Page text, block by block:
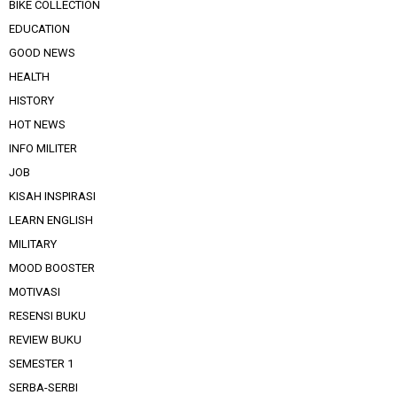
BIKE COLLECTION
EDUCATION
GOOD NEWS
HEALTH
HISTORY
HOT NEWS
INFO MILITER
JOB
KISAH INSPIRASI
LEARN ENGLISH
MILITARY
MOOD BOOSTER
MOTIVASI
RESENSI BUKU
REVIEW BUKU
SEMESTER 1
SERBA-SERBI